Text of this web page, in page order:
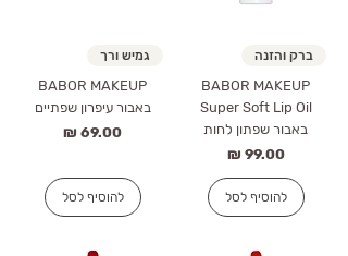
ברק והזנה
BABOR MAKEUP
Super Soft Lip Oil
באבור שפתון לחות
מחיר‏99.00 ‏₪
להוסיף לסל
גמיש ורך
BABOR MAKEUP
באבור עיפרון שפתיים
מחיר
להוסיף לסל